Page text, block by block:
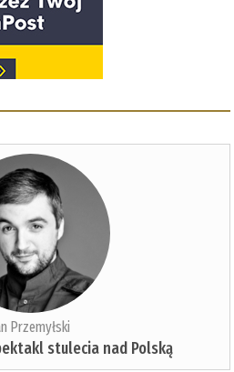
Przemyłski
stulecia nad Polską